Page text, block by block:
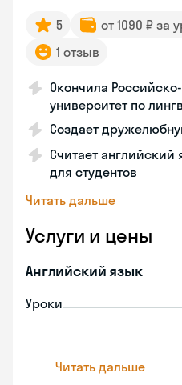
5 от 1090 ₽ за
1 отзыв
Окончила
университет по
Создает
Считает
для студентов
Читать дальше
Услуги и цены
Английский язык
Уроки
Читать дальше